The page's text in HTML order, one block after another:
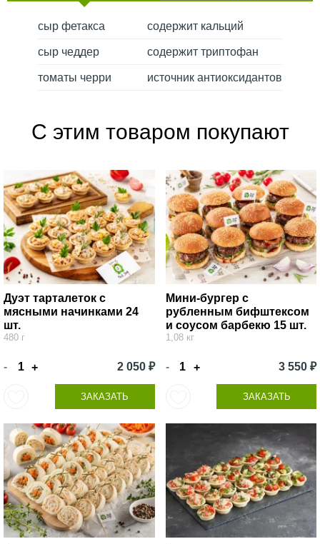
сыр фетакса содержит кальций
сыр чеддер содержит триптофан
томаты черри источник антиоксидантов
С этим товаром покупают
Дуэт тарталеток с
мясными начинками 24
шт.
480 г
- + 2 050 ₽
ЗАКАЗАТЬ
Мини-бургер с
рубленным бифштексом
и соусом барбекю 15 шт.
1,08 кг
- + 3 550 ₽
ЗАКАЗАТЬ